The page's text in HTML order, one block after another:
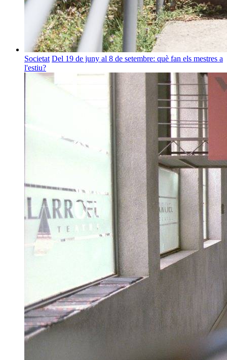
Societat Del 19 de juny al 8 de setembre: què fan els mestres a
l'estiu?